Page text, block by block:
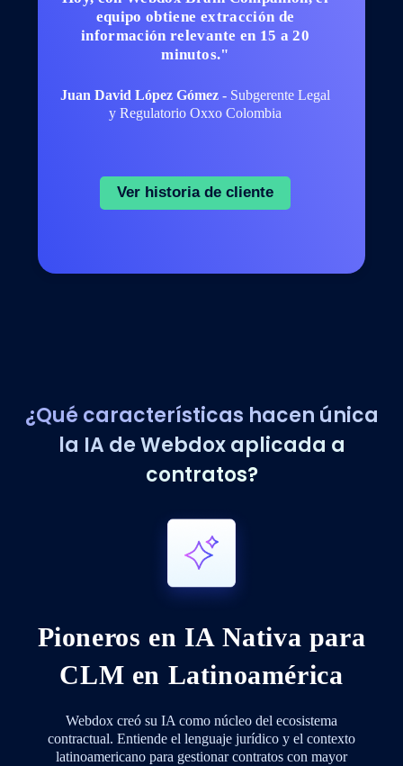
equipo obtiene extracción de
información relevante en 15 a 20
minutos."
Juan David López Gómez - Subgerente Legal
y Regulatorio Oxxo Colombia
Ver historia de cliente
¿Qué características hacen única
la IA de Webdox aplicada a
contratos?
Pioneros en IA Nativa para
CLM en Latinoamérica
Webdox creó su IA como núcleo del ecosistema
contractual. Entiende el lenguaje jurídico y el contexto
latinoamericano para gestionar contratos con mayor